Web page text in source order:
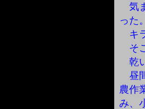
気
った。
キ
そ
乾
昼
農作
み、